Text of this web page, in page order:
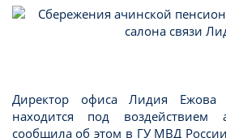
Директор офиса Лидия Ежова
находится под воздействием
сообщила об этом в ГУ МВД